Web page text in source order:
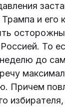
и его
То
до
Причем